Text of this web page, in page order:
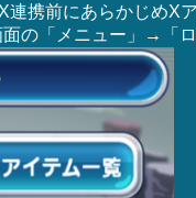
連携前にあらかじめX
面の 「メニュー」→「ロ